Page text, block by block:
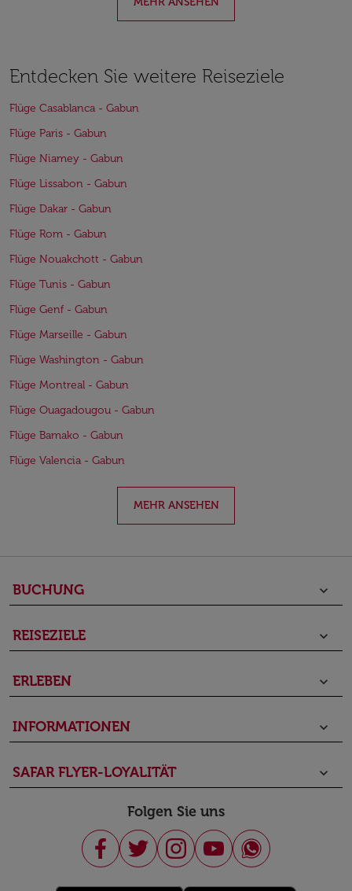
Entdecken Sie weitere Reiseziele
Flüge Casablanca - Gabun
Flüge Paris - Gabun
Flüge Niamey - Gabun
Flüge Lissabon - Gabun
Flüge Dakar - Gabun
Flüge Rom - Gabun
Flüge Nouakchott - Gabun
Flüge Tunis - Gabun
Flüge Genf - Gabun
Flüge Marseille - Gabun
Flüge Washington - Gabun
Flüge Montreal - Gabun
Flüge Ouagadougou - Gabun
Flüge Bamako - Gabun
Flüge Valencia - Gabun
MEHR ANSEHEN
BUCHUNG keyboard_arrow_down
REISEZIELE keyboard_arrow_down
ERLEBEN keyboard_arrow_down
INFORMATIONEN keyboard_arrow_down
SAFAR FLYER-LOYALITÄT keyboard_arrow_down
Folgen Sie uns